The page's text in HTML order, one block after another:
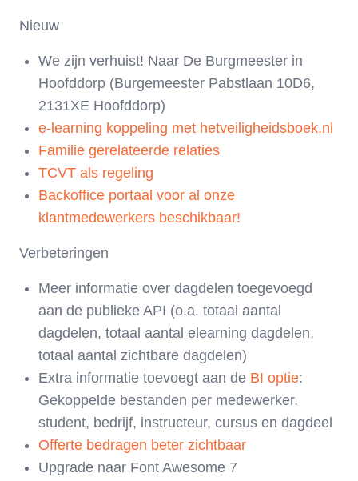
Nieuw
We zijn verhuist! Naar De Burgmeester in
Hoofddorp (Burgemeester Pabstlaan 10D6,
2131XE Hoofddorp)
e-learning koppeling met hetveiligheidsboek.nl
Familie gerelateerde relaties
TCVT als regeling
Backoffice portaal voor al onze
klantmedewerkers beschikbaar!
Verbeteringen
Meer informatie over dagdelen toegevoegd
aan de publieke API (o.a. totaal aantal
dagdelen, totaal aantal elearning dagdelen,
totaal aantal zichtbare dagdelen)
Extra informatie toevoegt aan de BI optie:
Gekoppelde bestanden per medewerker,
student, bedrijf, instructeur, cursus en dagdeel
Offerte bedragen beter zichtbaar
Upgrade naar Font Awesome 7